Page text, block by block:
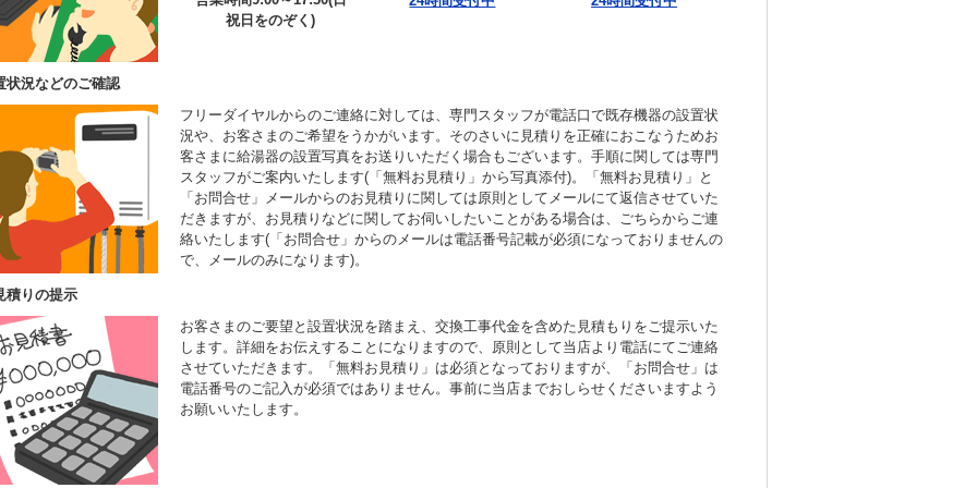
祝日をのぞく)
状況などのご確認
フリーダイヤルからのご連絡に対しては、専門スタッフが電話口で既存機器の設置状
況や、お客さまのご希望をうかがいます。そのさいに見積りを正確におこなうためお
客さまに給湯器の設置写真をお送りいただく場合もございます。手順に関しては専門
スタッフがご案内いたします(「無料お見積り」から写真添付)。「無料お見積り」と
「お問合せ」メールからのお見積りに関しては原則としてメールにて返信させていた
だきますが、お見積りなどに関してお伺いしたいことがある場合は、ごちらからご連
絡いたします(「お問合せ」からのメールは電話番号記載が必須になっておりませんの
で、メールのみになります)。
積りの提示
お客さまのご要望と設置状況を踏まえ、交換工事代金を含めた見積もりをご提示いた
します。詳細をお伝えすることになりますので、原則として当店より電話にてご連絡
させていただきます。「無料お見積り」は必須となっておりますが、「お問合せ」は
電話番号のご記入が必須ではありません。事前に当店までおしらせくださいますよう
お願いいたします。